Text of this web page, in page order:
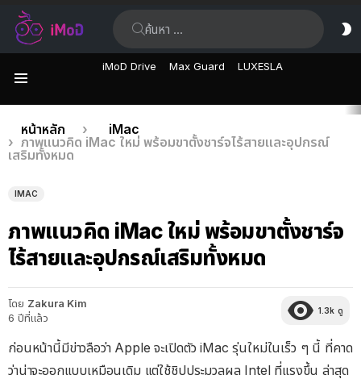
iMoD Drive Max Guard LUXESLA
เรื่อง
ล่าสุด
คุณอยู่ที่นี่:
หน้าหลัก
iMac
ภาพแนวคิด iMac ใหม่ พร้อมขาตั้งชาร์จไร้สายและอุปกรณ์
เสริมทั้งหมด
IMAC
ภาพแนวคิด iMac ใหม่ พร้อมขาตั้งชาร์จ
ไร้สายและอุปกรณ์เสริมทั้งหมด
โดย Zakura Kim
6 ปีที่แล้ว
1.3k ดู
ก่อนหน้านี้มีข่าวลือว่า Apple จะเปิดตัว iMac รุ่นใหม่ในเร็ว ๆ นี้ ที่คาด
ว่าน่าจะออกแบบเหมือนเดิม แต่ใช้ชิปประมวลผล Intel ที่แรงขึ้น ล่าสุด